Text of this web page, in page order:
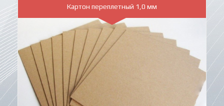
Картон переплетный 1,0 мм